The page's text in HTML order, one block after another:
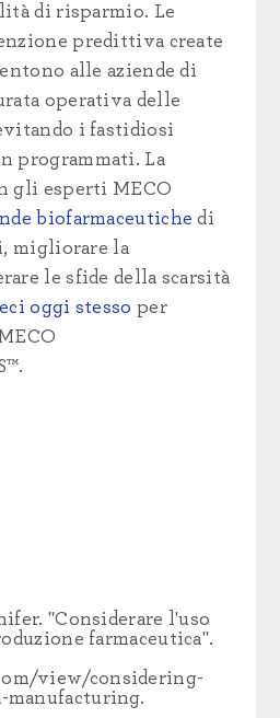
di risparmio. Le
predittiva create
alle aziende di
operativa delle
i fastidiosi
programmati. La
gli esperti MECO
biofarmaceutiche di
migliorare la
le sfide della scarsità
oggi stesso per
"Considerare l'uso
farmaceutica".
view/considering-
manufacturing.